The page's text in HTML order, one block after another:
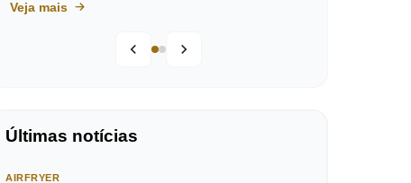
Veja mais
Últimas notícias
AIRFRYER